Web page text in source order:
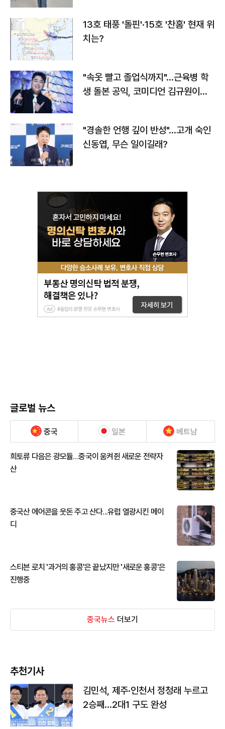
13호 태풍 '돌핀'·15호 '찬홈' 현재 위
치는?
"속옷 빨고 졸업식까지"…근육병 학
생 돌본 공익, 코미디언 김규원이었
"경솔한 언행 깊이 반성"…고개 숙인
신동엽, 무슨 일이길래?
글로벌 뉴스
중국 일본 베트남
희토류 다음은 광모듈…중국이 움켜쥔 새로운 전략자
산
중국산 에어콘을 웃돈 주고 산다...유럽 열광시킨 메이
디
스티븐 로치 '과거의 홍콩'은 끝났지만 '새로운 홍콩'은
진행중
중국뉴스 더보기
추천기사
김민석, 제주·인천서 정청래 누르고
2승째…2대1 구도 완성